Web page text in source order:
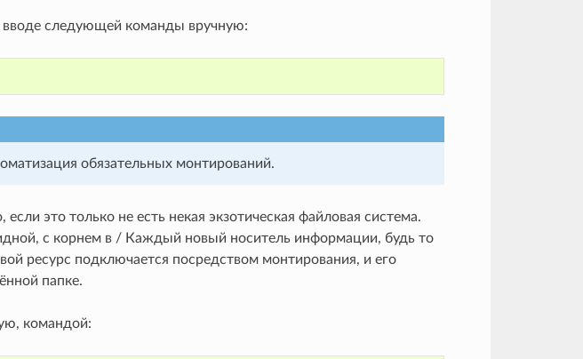
вводе следующей команды вручную:
обязательных монтирований.
это только не есть некая экзотическая файловая система.
с корнем в / Каждый новый носитель информации, будь то
ресурс подключается посредством монтирования, и его
папке.
командой: